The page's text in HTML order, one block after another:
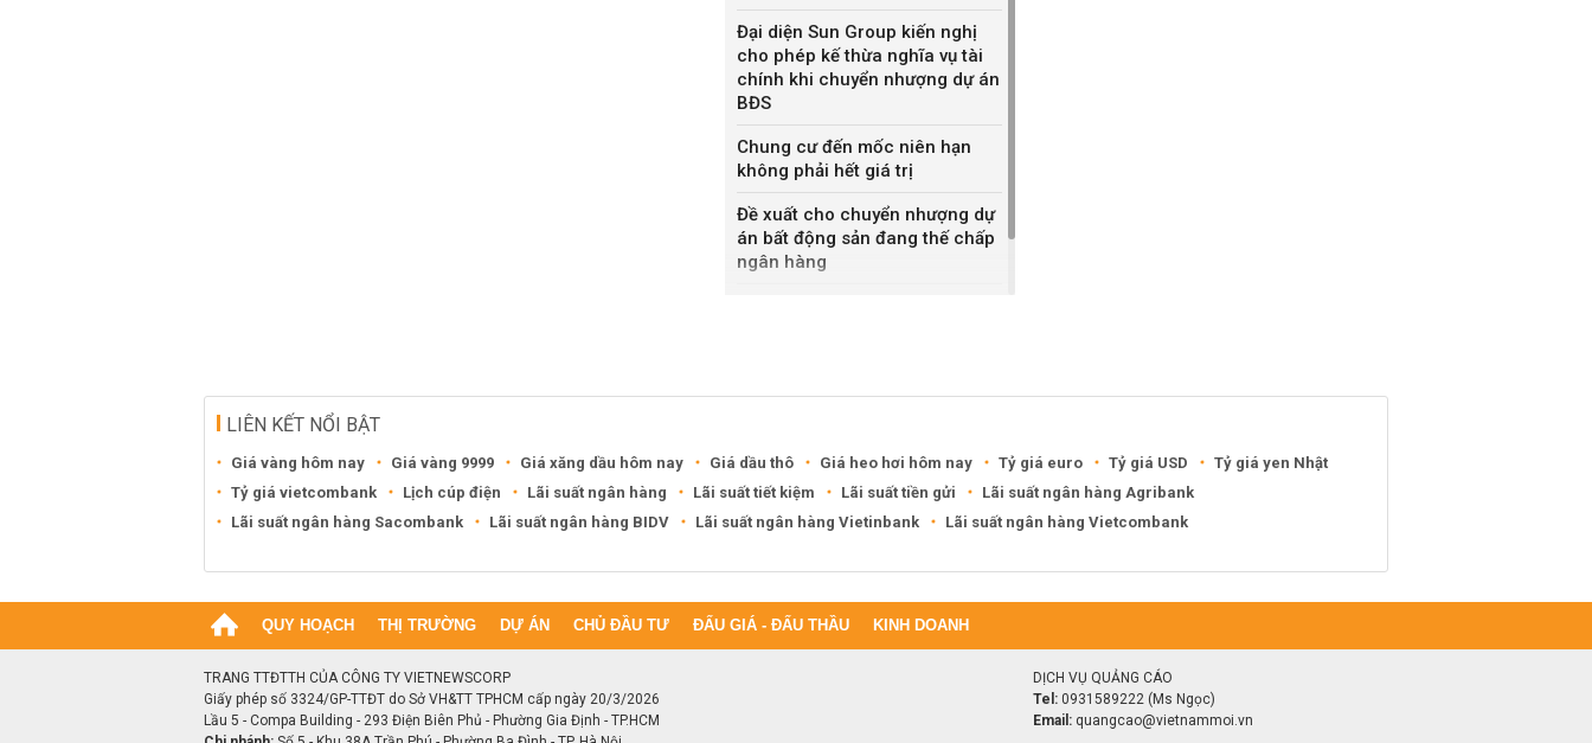
Đại diện Sun Group kiến nghị
cho phép kế thừa nghĩa vụ tài
chính khi chuyển nhượng dự án
BĐS
Chung cư đến mốc niên hạn
không phải hết giá trị
Đề xuất cho chuyển nhượng dự
án bất động sản đang thế chấp
ngân hàng
LIÊN KẾT NỔI BẬT
Giá vàng hôm nay Giá vàng 9999 Giá xăng dầu hôm nay Giá dầu thô Giá heo hơi hôm nay Tỷ giá euro Tỷ giá USD
Tỷ giá yen Nhật
Tỷ giá vietcombank
Lịch cúp điện Lãi suất ngân hàng Lãi suất tiết kiệm Lãi suất tiền gửi
Lãi suất ngân hàng Agribank
Lãi suất ngân hàng Sacombank
Lãi suất ngân hàng BIDV Lãi suất ngân hàng Vietinbank Lãi suất ngân hàng Vietcombank
QUY HOẠCH THỊ TRƯỜNG DỰ ÁN CHỦ ĐẦU TƯ ĐẤU GIÁ - ĐẤU THẦU KINH DOANH
TRANG TTĐTTH CỦA CÔNG TY VIETNEWSCORP
Giấy phép số 3324/GP-TTĐT do Sở VH&TT TPHCM cấp ngày 20/3/2026
Lầu 5 - Compa Building - 293 Điện Biên Phủ - Phường Gia Định - TP.HCM
DỊCH VỤ QUẢNG CÁO
Tel: 0931589222 (Ms Ngọc)
Email: quangcao@vietnammoi.vn